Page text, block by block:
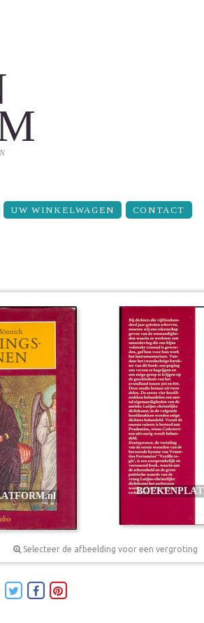
UW WINKELWAGEN CONTACT
Selecteer de afbeelding voor een vergroting